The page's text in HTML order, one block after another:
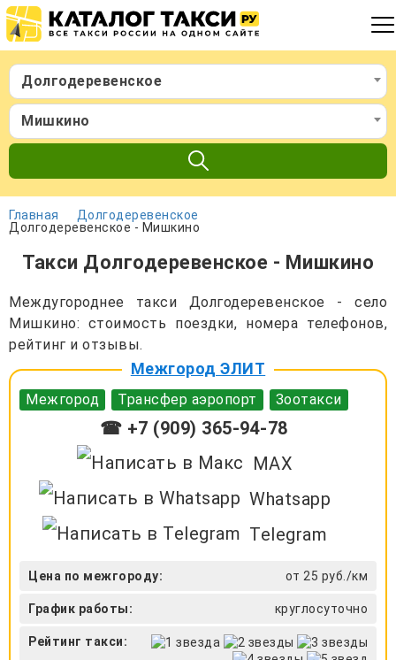
Долгодеревенское
Мишкино
Главная
Долгодеревенское
Долгодеревенское - Мишкино
Такси Долгодеревенское - Мишкино
Междугороднее такси Долгодеревенское - село
Мишкино: стоимость поездки, номера телефонов,
рейтинг и отзывы.
Межгород ЭЛИТ
Межгород Трансфер аэропорт Зоотакси
☎ +7 (909) 365-94-78
MAX
Whatsapp
Telegram
Цена по межгороду: от 25 руб./км
График работы: круглосуточно
Рейтинг такси: